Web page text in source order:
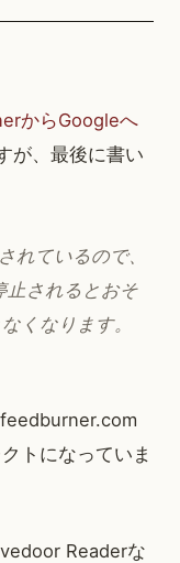
からGoogleへ
が、最後に書い
れているので、
止されるとおそ
くなります。
トになっていま
Readerな